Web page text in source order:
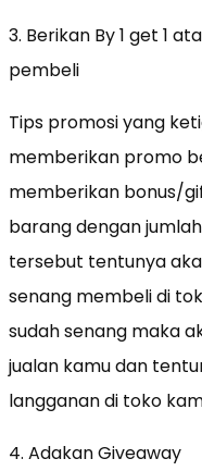
3. Berikan By 1 get 1
pembeli
Tips promosi yang
memberikan promo
memberikan bonus/
barang dengan
tersebut tentunya
senang membeli di
sudah senang maka
jualan kamu dan
langganan di toko
4. Adakan Giveaway